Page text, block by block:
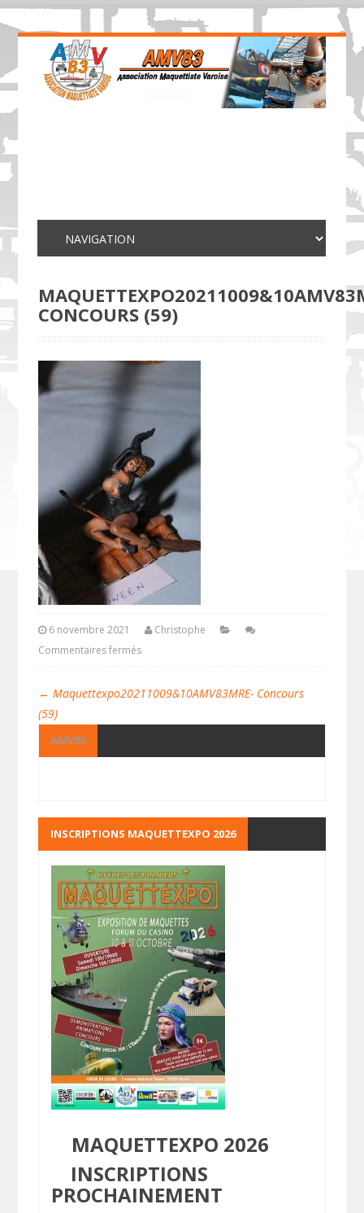
CONCOURS (59)
6 novembre 2021
Christophe
Commentaires fermés
← Maquettexpo20211009&10AMV83MRE- Concours
(59)
AMV83
INSCRIPTIONS MAQUETTEXPO 2026
MAQUETTEXPO 2026
INSCRIPTIONS
PROCHAINEMENT